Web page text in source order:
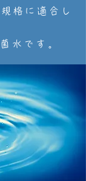
格に適合し
水です。